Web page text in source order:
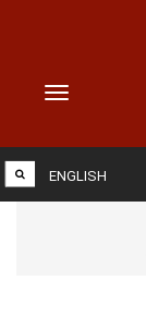
Toggle
ENGLISH